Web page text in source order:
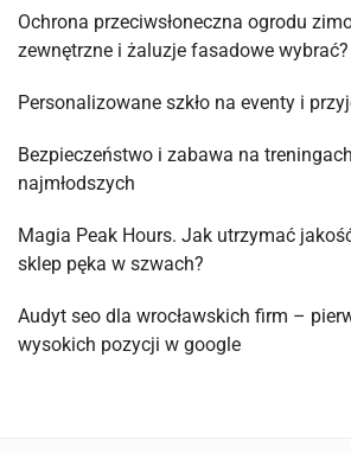
Ochrona przeciwsłoneczna ogrodu
zewnętrzne i żaluzje fasadowe wybrać?
Personalizowane szkło na eventy i
Bezpieczeństwo i zabawa na
najmłodszych
Magia Peak Hours. Jak utrzymać
sklep pęka w szwach?
Audyt seo dla wrocławskich firm –
wysokich pozycji w google